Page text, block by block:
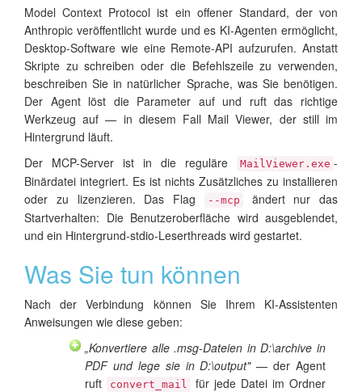
Model Context Protocol ist ein offener Standard, der von
Anthropic veröffentlicht wurde und es KI-Agenten ermöglicht,
Desktop-Software wie eine Remote-API aufzurufen. Anstatt
Skripte zu schreiben oder die Befehlszeile zu verwenden,
beschreiben Sie in natürlicher Sprache, was Sie benötigen.
Der Agent löst die Parameter auf und ruft das richtige
Werkzeug auf — in diesem Fall Mail Viewer, der still im
Hintergrund läuft.
Der MCP-Server ist in die reguläre
MailViewer.exe -
Binärdatei integriert. Es ist nichts Zusätzliches zu installieren
oder zu lizenzieren. Das Flag
--mcp
ändert nur das
Startverhalten: Die Benutzeroberfläche wird ausgeblendet,
und ein Hintergrund-stdio-Leserthreads wird gestartet.
Was Sie tun können
Nach der Verbindung können Sie Ihrem KI-Assistenten
Anweisungen wie diese geben:
„Konvertiere alle .msg-Dateien in D:\archive in
PDF und lege sie in D:\output"— der Agent
ruft
convert_mail
für jede Datei im Ordner